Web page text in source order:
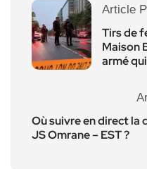
Article
Tirs de
Maison
armé
Où suivre en direct la
JS Omrane – EST ?